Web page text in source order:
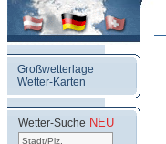
Großwetterlage
Wetter-Karten
Wetter-Suche NEU